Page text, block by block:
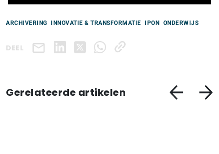
ARCHIVERING INNOVATIE & TRANSFORMATIE IPON ONDERWIJS
DEEL
Gerelateerde artikelen